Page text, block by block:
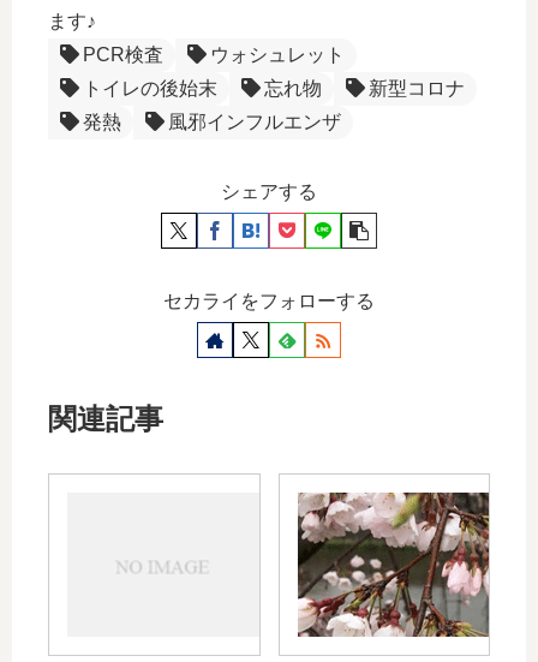
ます♪
PCR検査
ウォシュレット
トイレの後始末
忘れ物
新型コロナ
発熱
風邪インフルエンザ
シェアする
セカライをフォローする
関連記事
WAON
での税
金の支
払方法